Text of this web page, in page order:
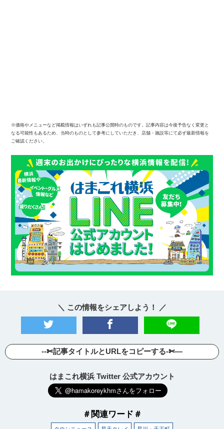
※価格やメニューなど掲載情報はいずれも記事公開時のものです。記事内容は今後予告なく変更と
なる可能性もあるため、当時のものとして参考にしていただき、店舗・施設等にて必ず最新情報を
ご確認ください。
＼ この情報をシェアしよう！ ／
--✄記事タイトルとURLをコピーする-✄—
はまこれ横浜 Twitter 公式アカウント
＃関連ワード＃